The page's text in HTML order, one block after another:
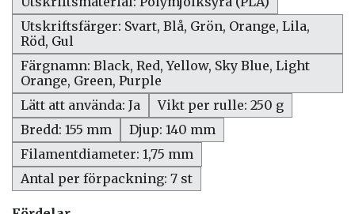
Utskriftsfärger: Svart, Blå, Grön, Orange, Lila,
Röd, Gul
Färgnamn: Black, Red, Yellow, Sky Blue, Light
Orange, Green, Purple
Lätt att använda: Ja
Vikt per rulle: 250 g
Bredd: 155 mm
Djup: 140 mm
Filamentdiameter: 1,75 mm
Antal per förpackning: 7 st